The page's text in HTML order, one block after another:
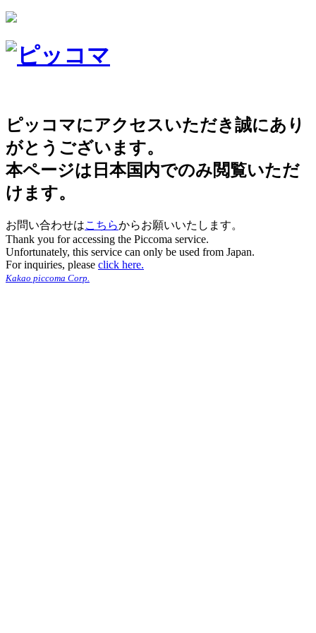
ピッコマにアクセスいただき誠にあり
がとうございます。
本ページは日本国内でのみ閲覧いただ
けます。
お問い合わせはこちらからお願いいたします。
Thank you for accessing the Piccoma service.
Unfortunately, this service can only be used from Japan.
For inquiries, please click here.
Kakao piccoma Corp.